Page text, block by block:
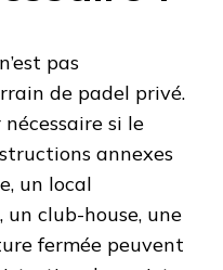
n’est pas
de padel privé.
si le
annexes
un local
un club-house, une
fermée peuvent